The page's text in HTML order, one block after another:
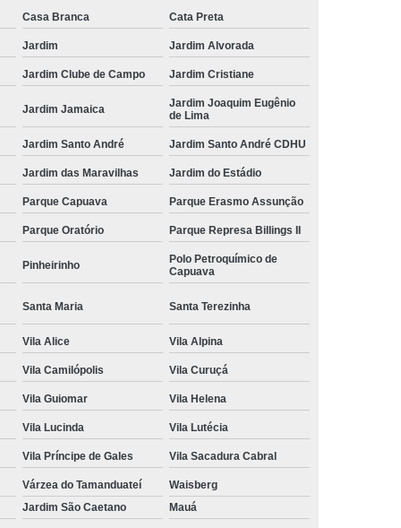
Casa Branca Cata Preta
Jardim Jardim Alvorada
Jardim Clube de Campo Jardim Cristiane
Jardim Jamaica
Jardim Joaquim Eugênio
de Lima
Jardim Santo André Jardim Santo André CDHU
Jardim das Maravilhas Jardim do Estádio
Parque Capuava Parque Erasmo Assunção
Parque Oratório Parque Represa Billings II
Pinheirinho
Polo Petroquímico de
Capuava
Santa Maria Santa Terezinha
Vila Alice Vila Alpina
Vila Camilópolis Vila Curuçá
Vila Guiomar Vila Helena
Vila Lucinda Vila Lutécia
Vila Príncipe de Gales Vila Sacadura Cabral
Várzea do Tamanduateí
Waisberg
Jardim São Caetano Mauá